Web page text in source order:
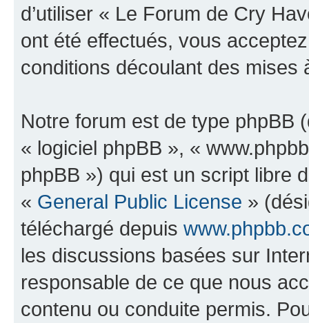
d’utiliser « Le Forum de Cry
ont été effectués, vous
conditions découlant des mises
Notre forum est de type phpBB
« logiciel phpBB », «
phpBB ») qui est un script libre
« General Public License »
téléchargé depuis
les discussions basées sur
responsable de ce que nous
contenu ou conduite permis.